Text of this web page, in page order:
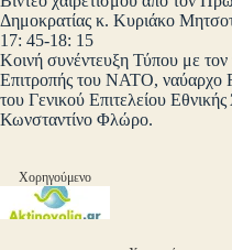
Δημοκρατίας κ. Κυριάκο
17: 45-18: 15
Κοινή συνέντευξη Τύπου με τον
Επιτροπής του ΝΑΤΟ, ναύαρχο
του Γενικού Επιτελείου
Κωνσταντίνο Φλώρο.
Χορηγούμενο